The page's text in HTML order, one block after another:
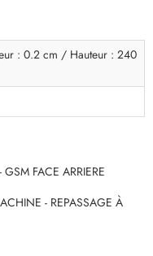
: 0.2 cm / Hauteur : 240
FACE ARRIERE
- REPASSAGE À